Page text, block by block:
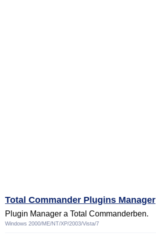
Total Commander Plugins Manager
Plugin Manager a Total Commanderben.
Windows 2000/ME/NT/XP/2003/Vista/7